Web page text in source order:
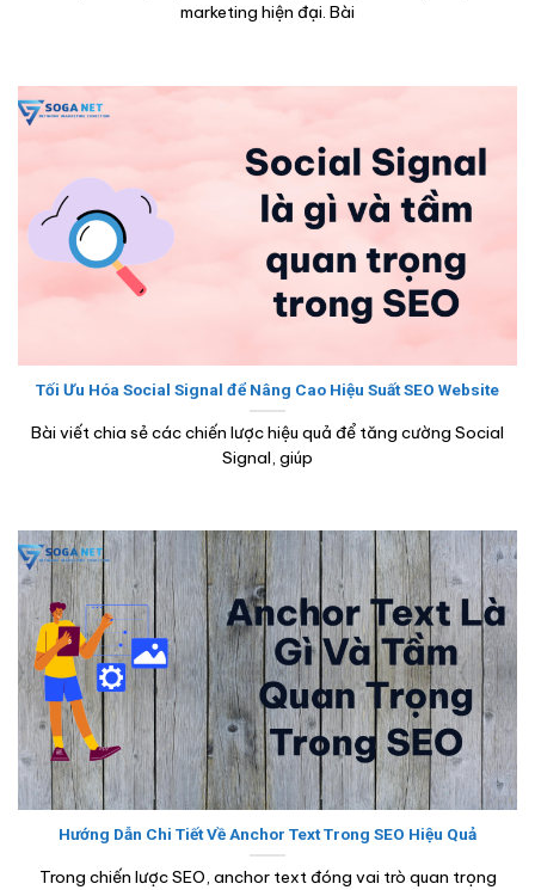
marketing hiện đại. Bài
Tối Ưu Hóa Social Signal để Nâng Cao Hiệu Suất SEO Website
Bài viết chia sẻ các chiến lược hiệu quả để tăng cường Social
Signal, giúp
Hướng Dẫn Chi Tiết Về Anchor Text Trong SEO Hiệu Quả
Trong chiến lược SEO, anchor text đóng vai trò quan trọng